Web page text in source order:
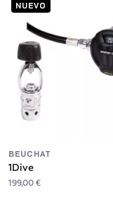
NUEVO
BEUCHAT
1Dive
199,00 €